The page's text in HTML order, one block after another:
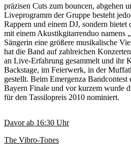
präzisen Cuts zum bouncen, abgehen
Liveprogramm der Gruppe besteht
Rappern und einem DJ, sondern
mit einem Akustikgitarrenduo namens
Sängerin eine größere musikalische
hat die Band auf zahlreichen
an Live-Erfahrung gesammelt und ihr
Backstage, im Feierwerk, in der
gestellt. Beim Emergenza Bandcontest
Bayern Finale und vor kurzem wurde
für den Tassilopreis 2010 nominiert.
Davor ab 16:30 Uhr
The Vibro-Tones